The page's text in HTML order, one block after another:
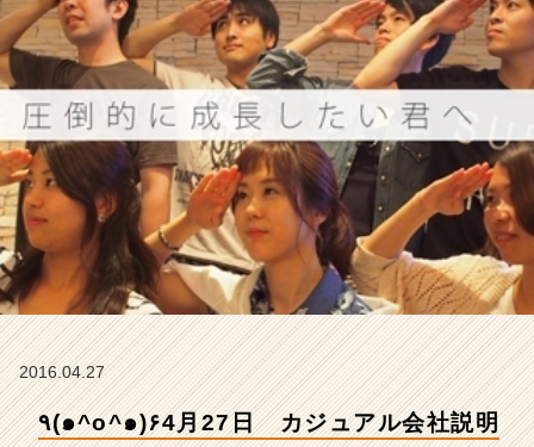
明
会
【株
式
会
社
ア
イ
ン
テ
テ
タ
イ
2016.04.27
٩(๑^o^๑)۶4月27日 カジュアル会社説明